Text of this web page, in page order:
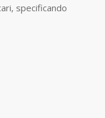
specificando